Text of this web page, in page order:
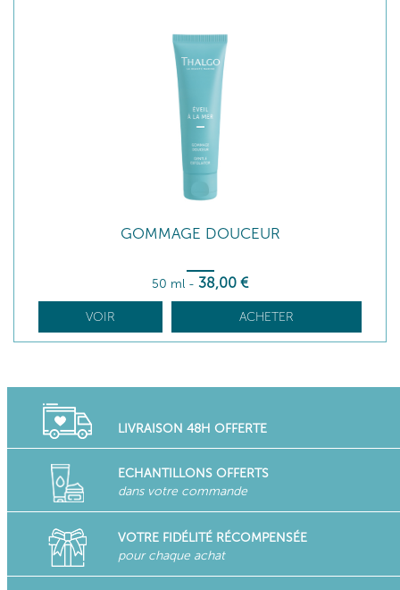
GOMMAGE DOUCEUR
50 ml - 38,00 €
VOIR ACHETER
LIVRAISON 48H OFFERTE
ECHANTILLONS OFFERTS
dans votre commande
VOTRE FIDÉLITÉ RÉCOMPENSÉE
pour chaque achat